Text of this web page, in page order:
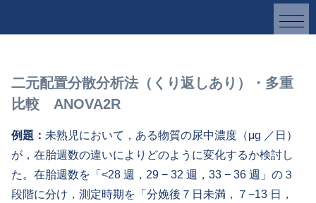
二元配置分散分析法（くり返しあり）・多重
比較 ANOVA2R
例題： 未熟児において，ある物質の尿中濃度（μg ／日）
が，在胎週数の違いによりどのように変化するか検討し
た。在胎週数を「<28 週，29 − 32 週，33 − 36 週」の３
段階に分け，測定時期を「分娩後７日未満，７−13 日，